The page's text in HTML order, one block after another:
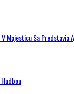
Majesticu Sa Predstavia